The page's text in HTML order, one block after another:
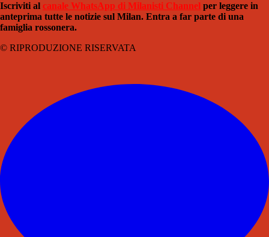
Iscriviti al canale WhatsApp di Milanisti Channel per leggere in
anteprima tutte le notizie sul Milan. Entra a far parte di una
famiglia rossonera.
© RIPRODUZIONE RISERVATA